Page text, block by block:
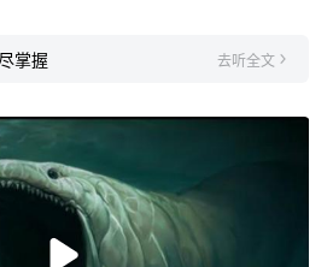
掌握 去听全文